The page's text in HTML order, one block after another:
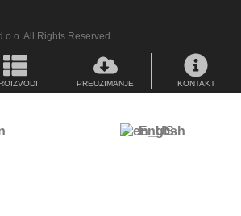
All Rights Reserved.
PREUZIMANJE KONTAKT
English